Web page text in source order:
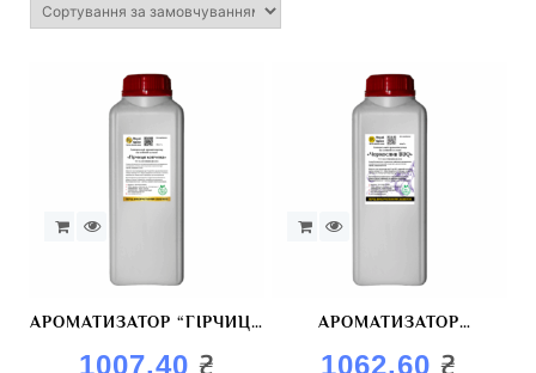
АРОМАТИЗАТОР “ГІРЧИЦЯ
КОПЧЕНА”
1007,40 ₴
АРОМАТИЗАТОР
“КОПЧЕНИЙ
1062,60₴